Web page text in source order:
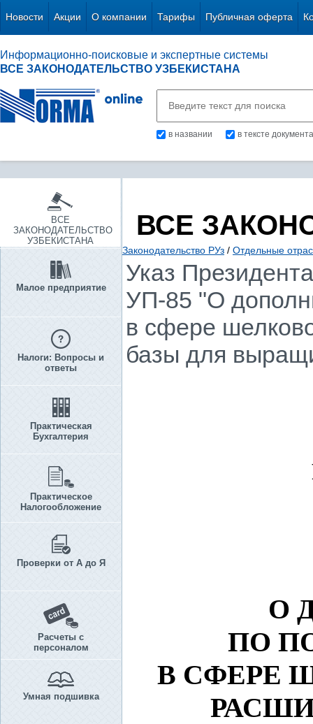
Новости Акции О компании Тарифы Публичная оферта
Информационно-поисковые и экспертные системы
ВСЕ ЗАКОНОДАТЕЛЬСТВО УЗБЕКИСТАНА
в названии в тексте документа
ВСЕ
ЗАКОНОДАТЕЛЬСТВО
УЗБЕКИСТАНА
Малое предприятие
Налоги: Вопросы и
ответы
Практическая
Бухгалтерия
Практическое
Налогообложение
Проверки от А до Я
Расчеты с
персоналом
Умная подшивка
ВСЕ
Законодательство РУз / Отдельные
Указ
УП-85 "О
в сфере
базы для
О
ПО
В СФЕРЕ